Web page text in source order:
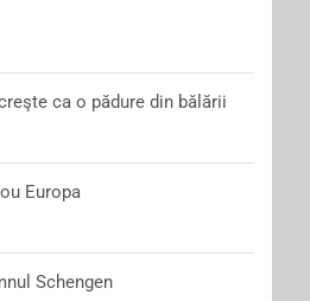
ca o pădure din bălării
Europa
Schengen